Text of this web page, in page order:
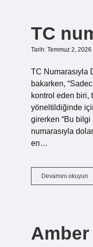
?
TC
Tarih: Temmuz 2, 2026
TC Numarasıyla
bakarken,
kontrol eden biri,
yöneltildiğinde
girerken “Bu
numarasıyla
en…
Devamını okuyun
Amber